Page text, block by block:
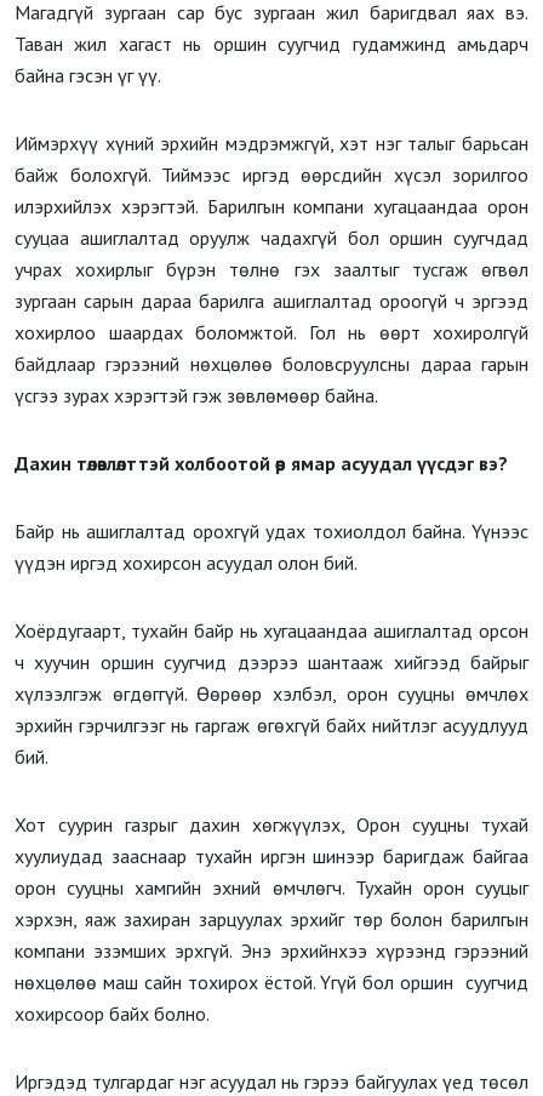
Магадгүй зургаан сар бус зургаан жил баригдвал яах вэ.
Таван жил хагаст нь оршин суугчид гудамжинд амьдарч
байна гэсэн үг үү.
Иймэрхүү хүний эрхийн мэдрэмжгүй, хэт нэг талыг барьсан
байж болохгүй. Тиймээс иргэд өөрсдийн хүсэл зорилгоо
илэрхийлэх хэрэгтэй. Барилгын компани хугацаандаа орон
сууцаа ашиглалтад оруулж чадахгүй бол оршин суугчдад
учрах хохирлыг бүрэн төлнө гэх заалтыг тусгаж өгвөл
зургаан сарын дараа барилга ашиглалтад ороогүй ч эргээд
хохирлоо шаардах боломжтой. Гол нь өөрт хохиролгүй
байдлаар гэрээний нөхцөлөө боловсруулсны дараа гарын
үсгээ зурах хэрэгтэй гэж зөвлөмөөр байна.
Дахин төлөвлөлттэй холбоотой өөр ямар асуудал үүсдэг вэ?
Байр нь ашиглалтад орохгүй удах тохиолдол байна. Үүнээс
үүдэн иргэд хохирсон асуудал олон бий.
Хоёрдугаарт, тухайн байр нь хугацаандаа ашиглалтад орсон
ч хуучин оршин суугчид дээрээ шантааж хийгээд байрыг
хүлээлгэж өгдөггүй. Өөрөөр хэлбэл, орон сууцны өмчлөх
эрхийн гэрчилгээг нь гаргаж өгөхгүй байх нийтлэг асуудлууд
бий.
Хот суурин газрыг дахин хөгжүүлэх, Орон сууцны тухай
хуулиудад зааснаар тухайн иргэн шинээр баригдаж байгаа
орон сууцны хамгийн эхний өмчлөгч. Тухайн орон сууцыг
хэрхэн, яаж захиран зарцуулах эрхийг төр болон барилгын
компани эзэмших эрхгүй. Энэ эрхийнхээ хүрээнд гэрээний
нөхцөлөө маш сайн тохирох ёстой. Үгүй бол оршин суугчид
хохирсоор байх болно.
Иргэдэд тулгардаг нэг асуудал нь гэрээ байгуулах үед төсөл